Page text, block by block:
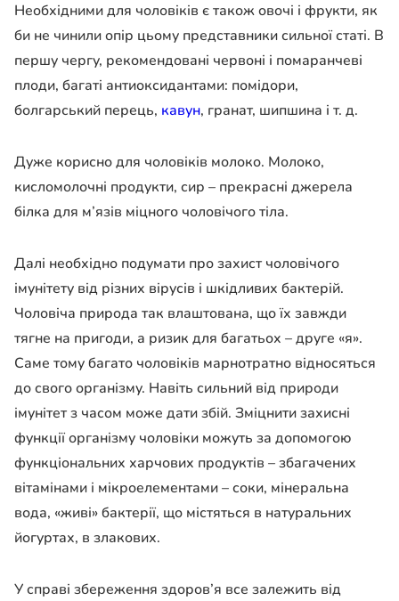
Необхідними для чоловіків є також овочі і фрукти, як
би не чинили опір цьому представники сильної статі. В
першу чергу, рекомендовані червоні і помаранчеві
плоди, багаті антиоксидантами: помідори,
болгарський перець, кавун, гранат, шипшина і т. д.
Дуже корисно для чоловіків молоко. Молоко,
кисломолочні продукти, сир – прекрасні джерела
білка для м’язів міцного чоловічого тіла.
Далі необхідно подумати про захист чоловічого
імунітету від різних вірусів і шкідливих бактерій.
Чоловіча природа так влаштована, що їх завжди
тягне на пригоди, а ризик для багатьох – друге «я».
Саме тому багато чоловіків марнотратно відносяться
до свого організму. Навіть сильний від природи
імунітет з часом може дати збій. Зміцнити захисні
функції організму чоловіки можуть за допомогою
функціональних харчових продуктів – збагачених
вітамінами і мікроелементами – соки, мінеральна
вода, «живі» бактерії, що містяться в натуральних
йогуртах, в злакових.
У справі збереження здоров’я все залежить від